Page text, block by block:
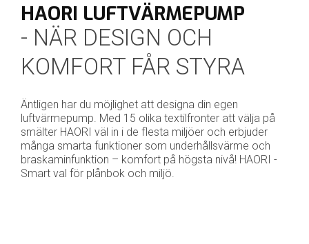
HAORI LUFTVÄRMEPUMP
- NÄR DESIGN OCH
KOMFORT FÅR STYRA
Äntligen har du möjlighet att designa din egen
luftvärmepump. Med 15 olika textilfronter att välja på
smälter HAORI väl in i de flesta miljöer och erbjuder
många smarta funktioner som underhållsvärme och
braskaminfunktion – komfort på högsta nivå! HAORI -
Smart val för plånbok och miljö.